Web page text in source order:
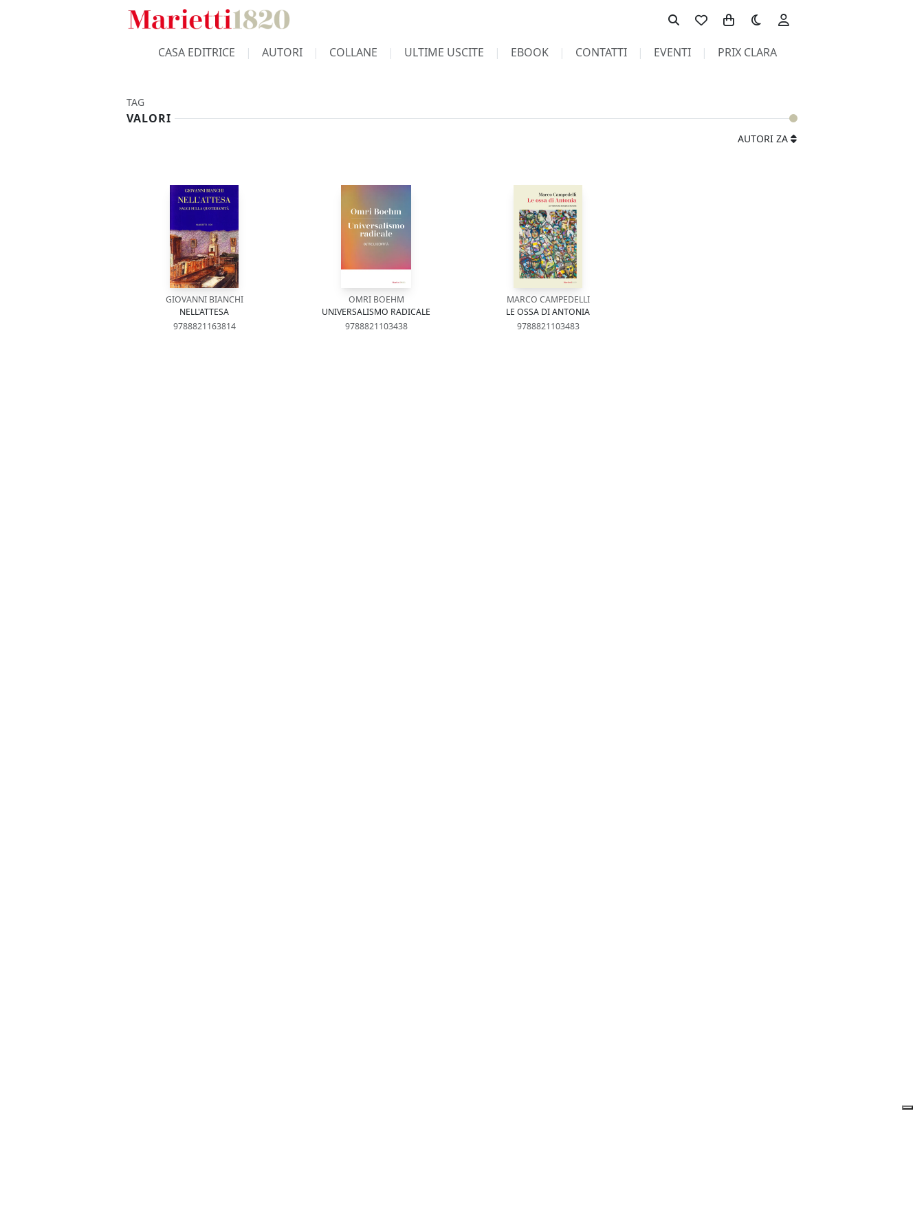
Toggle theme
CASA EDITRICE AUTORI COLLANE ULTIME USCITE EBOOK CONTATTI EVENTI PRIX CLARA
TAG
VALORI
AUTORI ZA
GIOVANNI BIANCHI
NELL'ATTESA
9788821163814
OMRI BOEHM
UNIVERSALISMO RADICALE
9788821103438
MARCO CAMPEDELLI
LE OSSA DI ANTONIA
9788821103483